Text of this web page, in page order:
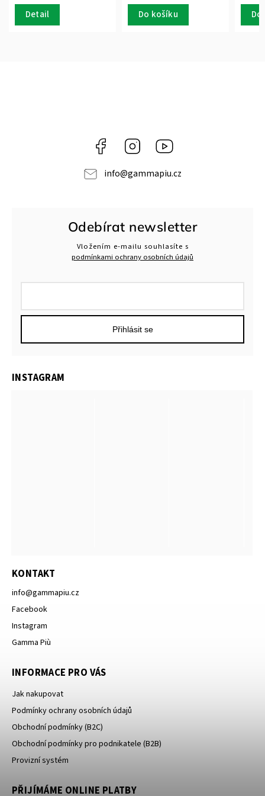
Detail Do košíku
Facebook Instagram
info@gammapiu.cz
KONTAKT
info@gammapiu.cz
Facebook
Instagram
Gamma Più
INFORMACE PRO VÁS
Jak nakupovat
Podmínky ochrany osobních údajů
Obchodní podmínky (B2C)
Obchodní podmínky pro podnikatele (B2B)
Provizní systém
Odebírat newsletter
Vložením e-mailu souhlasíte s
podmínkami ochrany osobních údajů
Přihlásit se
PŘIJÍMÁME ONLINE PLATBY
INSTAGRAM